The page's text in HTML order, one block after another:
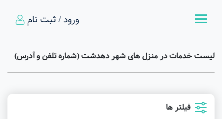
ورود / ثبت نام
لیست خدمات در منزل های شهر دهدشت (شماره تلفن و آدرس)
فیلتر ها